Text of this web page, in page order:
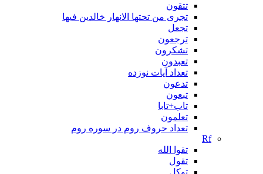
تتقون
تجری من تحتها الانهار خالدین فیها
تجعل
ترجعون
تشکرون
تعبدون
تعداد آیات نوزده
تدعون
تبعون
تاب+تابا
تعلمون
تعداد حروف روم در سوره روم
Rf
تقوا الله
تقول
توکل